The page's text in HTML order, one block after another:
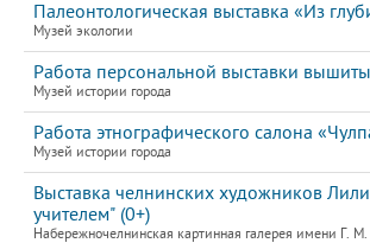
Палеонтологическая выставка «Из
Музей экологии
Работа персональной выставки
Музей истории города
Работа этнографического салона
Музей истории города
Выставка челнинских художников
учителем" (0+)
Набережночелнинская картинная галерея имени Г.